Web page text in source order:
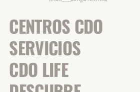
CENTROS CDO
SERVICIOS
CDO LIFE